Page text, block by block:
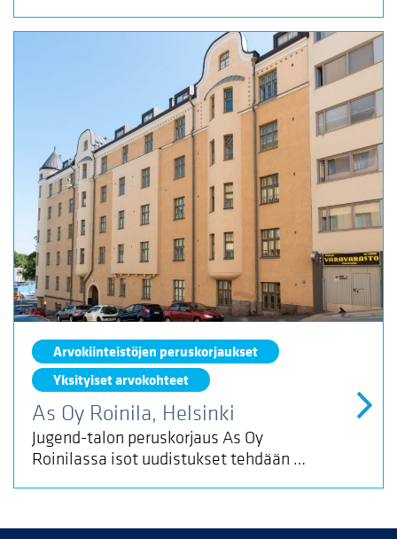
Arvokiinteistöjen peruskorjaukset
Yksityiset arvokohteet
As Oy Roinila, Helsinki
Jugend-talon peruskorjaus As Oy
Roinilassa isot uudistukset tehdään …